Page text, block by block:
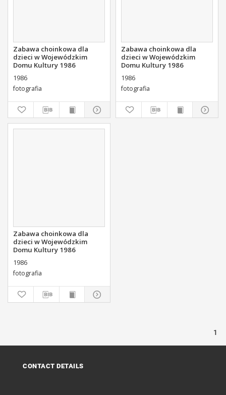
Zabawa choinkowa dla
dzieci w Wojewódzkim
Domu Kultury 1986
1986
fotografia
Zabawa choinkowa dla
dzieci w Wojewódzkim
Domu Kultury 1986
1986
fotografia
Zabawa choinkowa dla
dzieci w Wojewódzkim
Domu Kultury 1986
1986
fotografia
1
CONTACT DETAILS